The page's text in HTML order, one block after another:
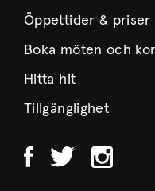
Öppettider & priser
Boka möten och
Hitta hit
Tillgänglighet